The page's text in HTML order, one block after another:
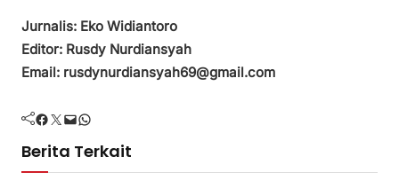
Jurnalis: Eko Widiantoro
Editor: Rusdy Nurdiansyah
Email: rusdynurdiansyah69@gmail.com
Facebook Twitter Mail WhatsApp
Berita Terkait